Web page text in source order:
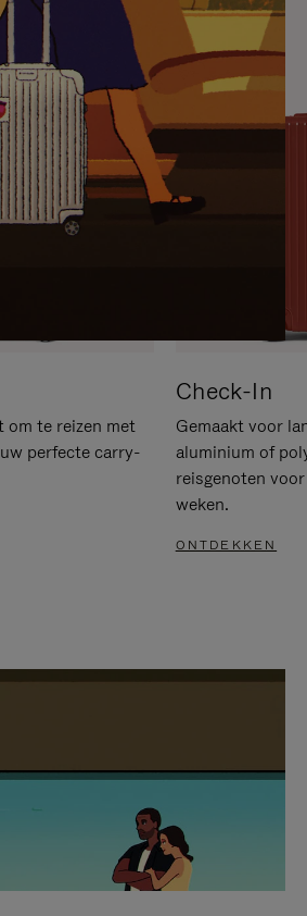
om te reizen met
perfecte carry-
Check-In
Gemaakt voor
aluminium of
reisgenoten
weken.
ONTDEKKEN